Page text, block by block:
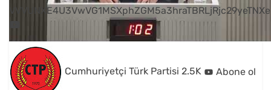
Cumhuriyetçi Türk Partisi 2.5K Abone ol